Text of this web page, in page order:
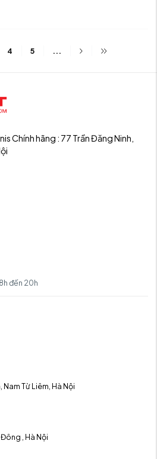
4 5 ...
Chính hãng : 77 Trần Đăng Ninh,
đến 20h
Từ Liêm, Hà Nội
, Hà Nội